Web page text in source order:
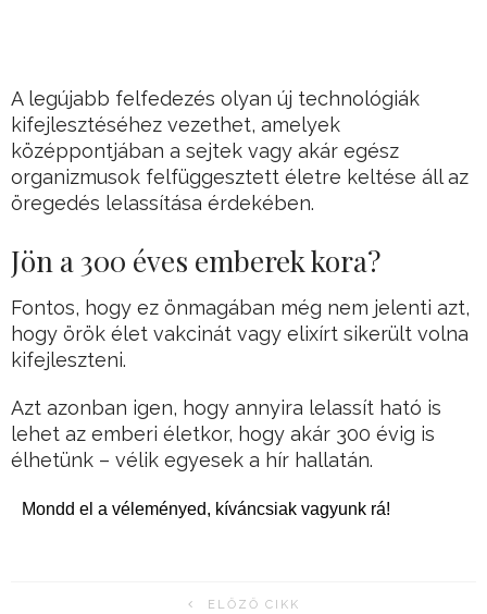
A legújabb felfedezés olyan új technológiák
kifejlesztéséhez vezethet, amelyek
középpontjában a sejtek vagy akár egész
organizmusok felfüggesztett életre keltése áll az
öregedés lelassítása érdekében.
Jön a 300 éves emberek kora?
Fontos, hogy ez önmagában még nem jelenti azt,
hogy örök élet vakcinát vagy elixírt sikerült volna
kifejleszteni.
Azt azonban igen, hogy annyira lelassít ható is
lehet az emberi életkor, hogy akár 300 évig is
élhetünk – vélik egyesek a hír hallatán.
Mondd el a véleményed, kíváncsiak vagyunk rá!
ELŐZŐ CIKK